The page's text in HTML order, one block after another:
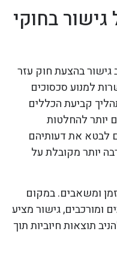
בחוקי
בהצעת חוק עזר
למנוע סכסוכים
קביעת הכללים
יותר להחלטות
לבטא את דעותיהם
יותר מקובלת על
ומשאבים. במקום
ומורכבים, גישור מציע
תוצאות חיוביות תוך